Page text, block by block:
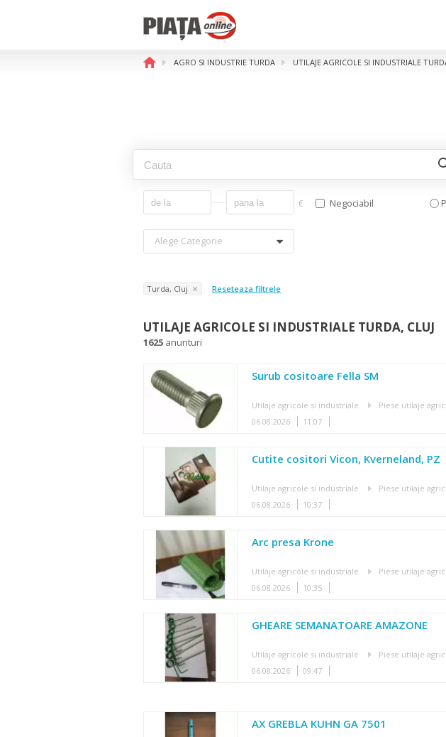
AGRO SI INDUSTRIE TURDA UTILAJE AGRICOLE SI INDUSTRIALE
€ Negociabil
Alege Categorie
Turda, Cluj Reseteaza filtrele
UTILAJE AGRICOLE SI INDUSTRIALE TURDA, CLUJ
1625 anunturi
Surub cositoare Fella SM
Utilaje agricole si industriale
Piese utilaje
06.08.2026
11:07
Cutite cositori Vicon, Kverneland, PZ
Utilaje agricole si industriale
Piese utilaje
06.08.2026
10:37
Arc presa Krone
Utilaje agricole si industriale
Piese utilaje
06.08.2026
10:35
GHEARE SEMANATOARE AMAZONE
Utilaje agricole si industriale
Piese utilaje
06.08.2026
09:47
AX GREBLA KUHN GA 7501